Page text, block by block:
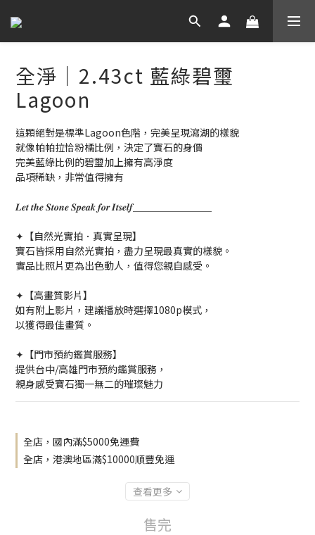
全淨｜2.43ct 藍綠碧璽
Lagoon
這顆絕對是標準Lagoon色階，完美呈現瀉湖的樣貌
就像帕帕拉恰粉橘比例，決定了寶石的身價
完美藍綠比例的碧璽加上擁有高淨度
品項稀缺，非常值得擁有
𝑳𝒆𝒕 𝒕𝒉𝒆 𝑺𝒕𝒐𝒏𝒆 𝑺𝒑𝒆𝒂𝒌 𝒇𝒐𝒓 𝑰𝒕𝒔𝒆𝒍𝒇＿＿＿＿＿＿＿＿
✦【自然光實拍．真實呈現】
寶石皆採用自然光實拍，盡力呈現最真實的樣貌。
實品比照片更為出色動人，值得您親自感受。
✦【高畫質影片】
如有附上影片，建議播放時選擇1080p模式，
以獲得最佳畫質。
✦【門市預約鑑賞服務】
提供台中/高雄門市預約鑑賞服務，
親身感受寶石獨一無二的璀璨魅力
全店，國內滿$5000免運費
全店，港澳地區滿$10000順豐免運
查看更多
售完